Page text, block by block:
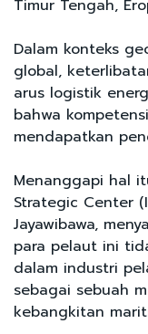
Timur Tengah,
Dalam konteks
global,
arus logistik
bahwa
mendapatkan
Menanggapi hal
Strategic Center
Jayawibawa,
para pelaut ini
dalam industri
sebagai sebuah
kebangkitan